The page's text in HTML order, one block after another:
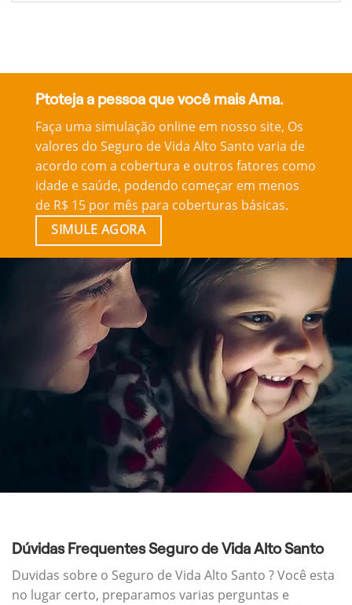
Ptoteja a pessoa que você mais Ama.
Faça uma simulação online em nosso site, Os
valores do Seguro de Vida Alto Santo varia de
acordo com a cobertura e outros fatores como
idade e saúde, podendo começar em menos
de R$ 15 por mês para coberturas básicas.
SIMULE AGORA
Dúvidas Frequentes Seguro de Vida Alto Santo
Duvidas sobre o Seguro de Vida Alto Santo ? Você esta
no lugar certo, preparamos varias perguntas e